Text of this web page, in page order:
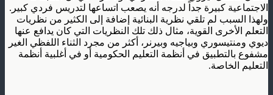
الاجتماعية كبيرة جداً لدرجه أنه يصعب اتساعها لتدريس فردي كبير.
ولهذا السبب لم تلقي نظرية البنائية إضافة إلى الكثير من نظريات
التعلم الأخرى القوية، مثال ذلك تلك النظريات التي كان يدافع عنها
ديوي ومنتيسوري وبياجيه وبيرنر، أكثر من مجرد الثناء اللفظي الغير
مشفوع بالتطبيق في أنظمة التعليم الحكومية أو في أغلبية أنظمة
التعليم الخاصة.